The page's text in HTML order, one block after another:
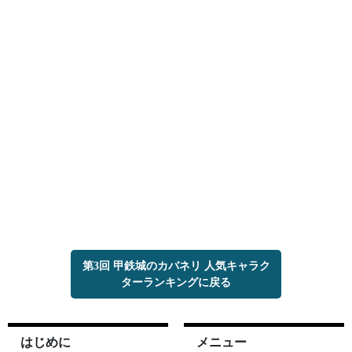
第3回 甲鉄城のカバネリ 人気キャラク
ターランキングに戻る
はじめに メニュー